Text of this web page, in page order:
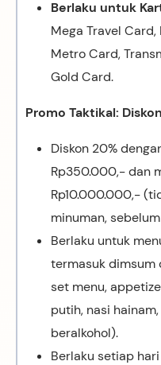
Berlaku untuk
Mega Travel
Metro Card,
Gold Card.
Promo Taktikal:
Diskon 20%
Rp350.000,- dan
Rp10.000.000,-
minuman,
Berlaku untuk
termasuk dimsum
set menu,
putih, nasi
beralkohol).
Berlaku setiap